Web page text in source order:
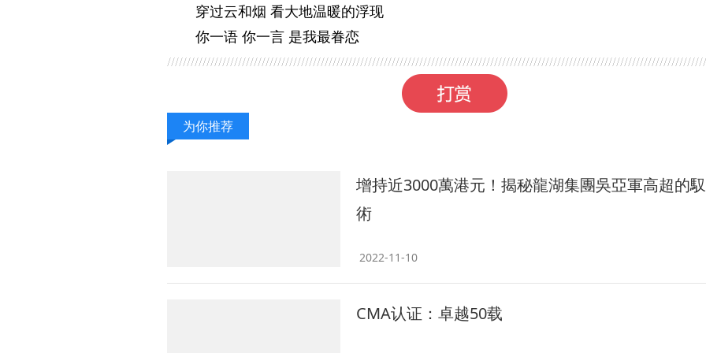
穿过云和烟 看大地温暖的浮现
你一语 你一言 是我最眷恋
为你推荐
增持近3000萬港元！揭秘龍湖集團吳亞軍高超的
術
2022-11-10
CMA认证：卓越50载